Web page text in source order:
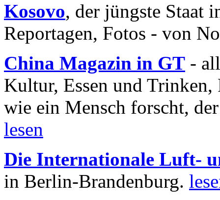
Kosovo, der jüngste Staat
Reportagen, Fotos - von
China Magazin in GT -
Kultur, Essen und
wie ein Mensch forscht,
lesen
Die Internationale Luft-
in Berlin-Brandenburg.